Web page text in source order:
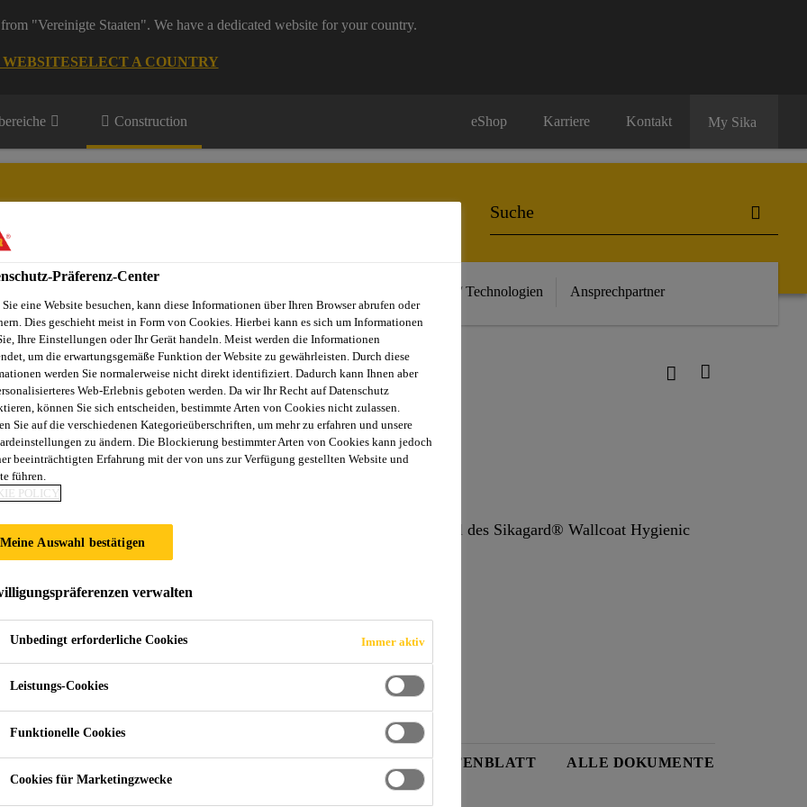
"Vereinigte Staaten". We have a dedicated website for your country.
SELECT A COUNTRY
Construction eShop Karriere Kontakt My Sika
Neuheiten / Technologien Ansprechpartner
Wandbeschichtungen Sikagard®-403 W
eines modifizierten Acrylharzes. Bestandteil des Sikagard® Wallcoat Hygienic
mit milden Reinigungsmitteln
PRODUKTDATENBLATT SICHERHEITSDATENBLATT ALLE DOKUMENTE
Präferenz-Center
Sie eine Website besuchen, kann diese Informationen über Ihren Browser abrufen oder
Dies geschieht meist in Form von Cookies. Hierbei kann es sich um Informationen
Ihre Einstellungen oder Ihr Gerät handeln. Meist werden die Informationen
um die erwartungsgemäße Funktion der Website zu gewährleisten. Durch diese
werden Sie normalerweise nicht direkt identifiziert. Dadurch kann Ihnen aber
Web-Erlebnis geboten werden. Da wir Ihr Recht auf Datenschutz
können Sie sich entscheiden, bestimmte Arten von Cookies nicht zulassen.
Sie auf die verschiedenen Kategorieüberschriften, um mehr zu erfahren und unsere
zu ändern. Die Blockierung bestimmter Arten von Cookies kann jedoch
beeinträchtigten Erfahrung mit der von uns zur Verfügung gestellten Website und
führen.
POLICY
Meine Auswahl bestätigen
verwalten
Unbedingt erforderliche Cookies Immer aktiv
Leistungs-Cookies
Funktionelle Cookies
Cookies für Marketingzwecke